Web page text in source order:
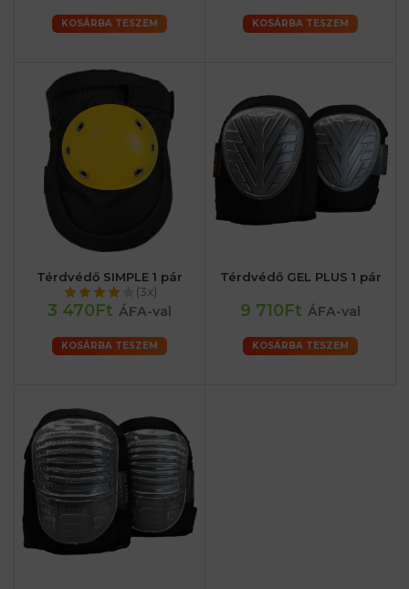
KOSÁRBA TESZEM KOSÁRBA TESZEM
Térdvédő SIMPLE 1 pár
(3x)
3 470Ft ÁFA-val
KOSÁRBA TESZEM
Térdvédő GEL PLUS 1 pár
9 710Ft ÁFA-val
KOSÁRBA TESZEM